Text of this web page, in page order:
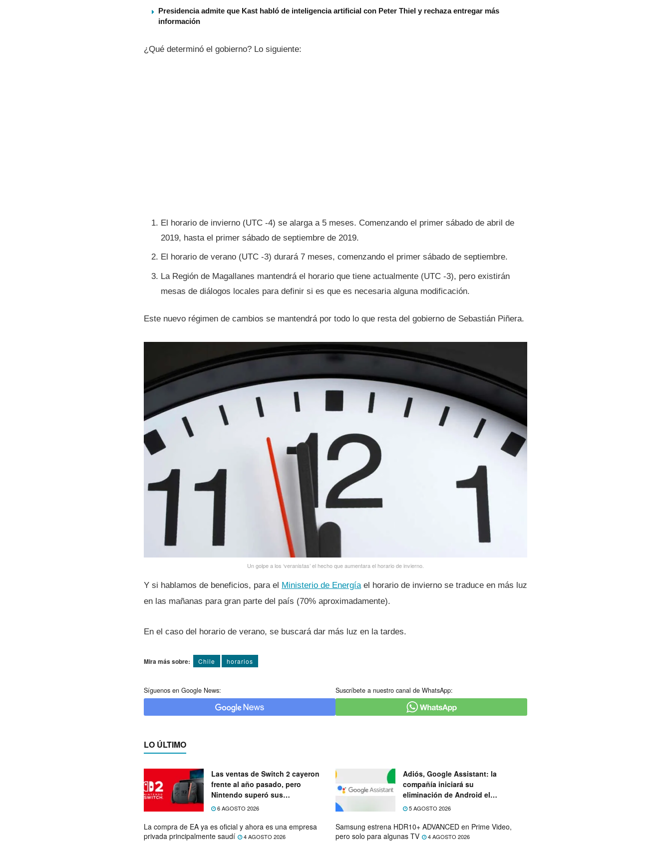
Presidencia admite que Kast habló de inteligencia artificial con Peter Thiel y rechaza entregar más
información
¿Qué determinó el gobierno? Lo siguiente:
El horario de invierno (UTC -4) se alarga a 5 meses. Comenzando el primer sábado de abril de
2019, hasta el primer sábado de septiembre de 2019.
El horario de verano (UTC -3) durará 7 meses, comenzando el primer sábado de septiembre.
La Región de Magallanes mantendrá el horario que tiene actualmente (UTC -3), pero existirán
mesas de diálogos locales para definir si es que es necesaria alguna modificación.
Este nuevo régimen de cambios se mantendrá por todo lo que resta del gobierno de Sebastián Piñera.
Un golpe a los ‘veranistas’ el hecho que aumentara el horario de invierno.
Y si hablamos de beneficios, para el Ministerio de Energí­a el horario de invierno se traduce en más luz
en las mañanas para gran parte del paí­s (70% aproximadamente).
En el caso del horario de verano, se buscará dar más luz en la tardes.
Mira más sobre: Chile horarios
Síguenos en Google News: Suscríbete a nuestro canal de WhatsApp:
LO ÚLTIMO
Las ventas de Switch 2 cayeron
frente al año pasado, pero
Nintendo superó sus
expectativas
6 AGOSTO 2026
Adiós, Google Assistant: la
compañía iniciará su
eliminación de Android el
próximo mes
5 AGOSTO 2026
La compra de EA ya es oficial y ahora es una empresa
privada principalmente saudí
4 AGOSTO 2026
Samsung estrena HDR10+ ADVANCED en Prime Video,
pero solo para algunas TV
4 AGOSTO 2026